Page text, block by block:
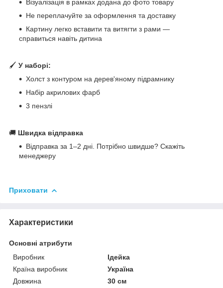
Візуалізація в рамках додана до фото товару
Не переплачуйте за оформлення та доставку
Картину легко вставити та витягти з рами —
справиться навіть дитина
🖌 У наборі:
Холст з контуром на дерев'яному підрамнику
Набір акрилових фарб
3 пензлі
🚚 Швидка відправка
Відправка за 1–2 дні. Потрібно швидше? Скажіть
менеджеру
Приховати
Характеристики
Основні атрибути
Виробник
Ідейка
Країна виробник
Україна
Довжина
30 см